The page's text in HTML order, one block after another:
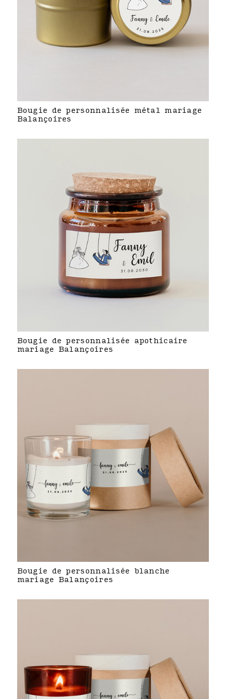
Bougie de personnalisée métal mariage
Balançoires
Bougie de personnalisée apothicaire
mariage Balançoires
Bougie de personnalisée blanche
mariage Balançoires